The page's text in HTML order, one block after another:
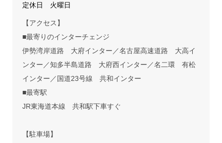
定休日 火曜日
【アクセス】
■最寄りのインターチェンジ
伊勢湾岸道路 大府インター／名古屋高速道路 大高イ
ンター／知多半島道路 大府西インター／名二環 有松
インター／国道23号線 共和インター
■最寄駅
JR東海道本線 共和駅下車すぐ
【駐車場】